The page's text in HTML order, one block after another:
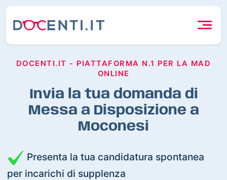
DOCENTI.IT - PIATTAFORMA N.1 PER LA MAD
ONLINE
Invia la tua domanda di
Messa a Disposizione a
Moconesi
Presenta la tua candidatura spontanea
per incarichi di supplenza